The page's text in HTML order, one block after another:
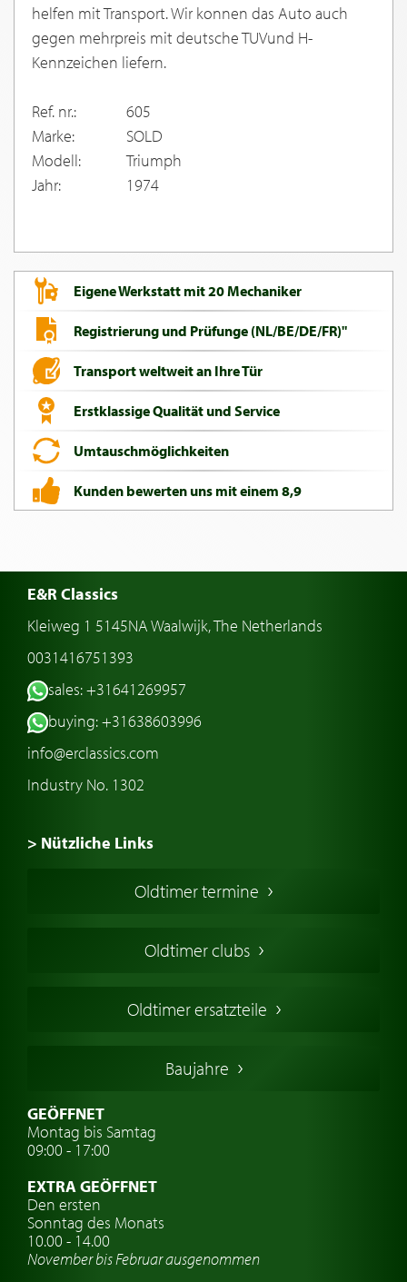
helfen mit Transport. Wir konnen das Auto auch
gegen mehrpreis mit deutsche TUVund H-
Kennzeichen liefern.
Ref. nr.:
605
Marke:
SOLD
Modell:
Triumph
Jahr:
1974
Eigene Werkstatt mit 20 Mechaniker
Registrierung und Prüfunge (NL/BE/DE/FR)"
Transport weltweit an Ihre Tür
Erstklassige Qualität und Service
Umtauschmöglichkeiten
Kunden bewerten uns mit einem 8,9
E&R Classics
Kleiweg 1 5145NA Waalwijk, The Netherlands
0031416751393
sales: +31641269957
buying: +31638603996
info@erclassics.com
Industry No. 1302
> Nützliche Links
Oldtimers in Europa
Englische Oldtimer
Deutsche Oldtimer
Schwedische Oldtimer
Oldtimer mit h-kennzeichen
Auto Oldtimer Markt
Oldtimer-Versicherung
Oldtimer-Clubs
Oldtimer-Reisen
Oldtimer termine
Oldtimer clubs
Oldtimer ersatzteile
Baujahre
GEÖFFNET
Montag bis Samtag
09:00 - 17:00
EXTRA GEÖFFNET
Den ersten
Sonntag des Monats
10.00 - 14.00
November bis Februar ausgenommen